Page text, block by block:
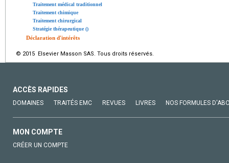
Traitement médical traditionnel
Traitement chimique
Traitement chirurgical
Stratégie thérapeutique ()
Déclaration d'intérêts
© 2015 Elsevier Masson SAS. Tous droits réservés.
ACCÈS RAPIDES
DOMAINES TRAITÉS EMC REVUES LIVRES NOS FORMULES
MON COMPTE
CRÉER UN COMPTE